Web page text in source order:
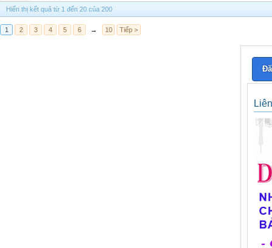
Hiển thị kết quả từ 1 đến 20 của 200
1 2 3 4 5 6 → 10 Tiếp >